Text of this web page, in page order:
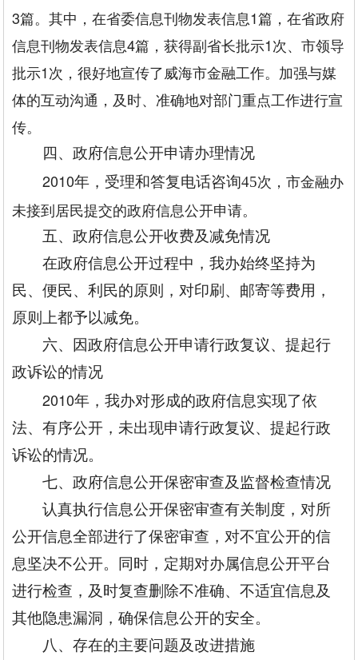
3篇。其中，在省委信息刊物发表信息1篇，在省政府
信息刊物发表信息4篇，获得副省长批示1次、市领导
批示1次，很好地宣传了威海市金融工作。加强与媒
体的互动沟通，及时、准确地对部门重点工作进行宣
传。
四、政府信息公开申请办理情况
2010年，受理和答复电话咨询45次，市金融办
未接到居民提交的政府信息公开申请。
五、政府信息公开收费及减免情况
在政府信息公开过程中，我办始终坚持为
民、便民、利民的原则，对印刷、邮寄等费用，
原则上都予以减免。
六、因政府信息公开申请行政复议、提起行
政诉讼的情况
2010年，我办对形成的政府信息实现了依
法、有序公开，未出现申请行政复议、提起行政
诉讼的情况。
七、政府信息公开保密审查及监督检查情况
认真执行信息公开保密审查有关制度，对所
公开信息全部进行了保密审查，对不宜公开的信
息坚决不公开。同时，定期对办属信息公开平台
进行检查，及时复查删除不准确、不适宜信息及
其他隐患漏洞，确保信息公开的安全。
八、存在的主要问题及改进措施